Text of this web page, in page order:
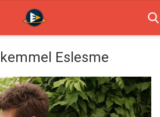
Eslesme